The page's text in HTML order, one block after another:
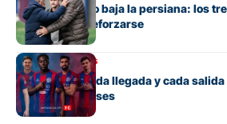
San Lorenzo no baja la persiana: los
quedan para reforzarse
Mercado de pases
El detalle de cada llegada y cada
mercado de pases